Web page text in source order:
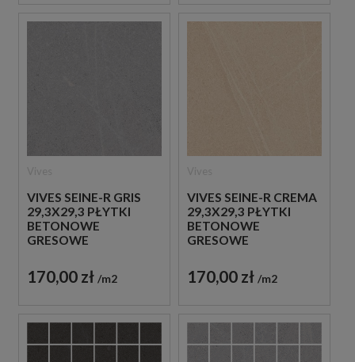
VIVES SEINE-R GRIS
29,3X29,3 PŁYTKI
BETONOWE
GRESOWE
170,00 zł m2
VIVES SEINE-R CREMA
29,3X29,3 PŁYTKI
BETONOWE
GRESOWE
170,00 zł m2